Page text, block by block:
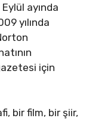
ayında
yılında
için
bir film, bir şiir,